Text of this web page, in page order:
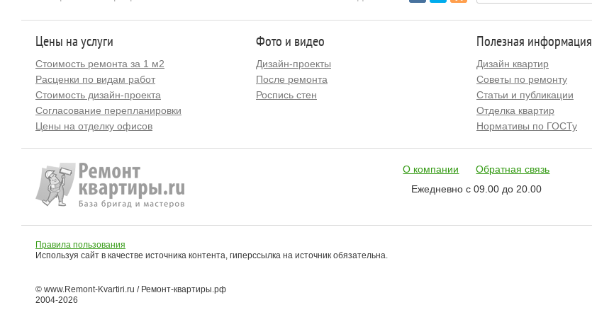
Цены на услуги
Стоимость ремонта за 1 м2
Расценки по видам работ
Стоимость дизайн-проекта
Согласование перепланировки
Цены на отделку офисов
Фото и видео
Дизайн-проекты
После ремонта
Роспись стен
Полезная информация
Дизайн квартир
Советы по ремонту
Статьи и публикации
Отделка квартир
Нормативы по ГОСТу
О компании
Обратная связь
Ежедневно с 09.00 до 20.00
Правила пользования
Используя сайт в качестве источника контента, гиперссылка на источник обязательна.
© www.Remont-Kvartiri.ru / Ремонт-квартиры.рф
2004-2026